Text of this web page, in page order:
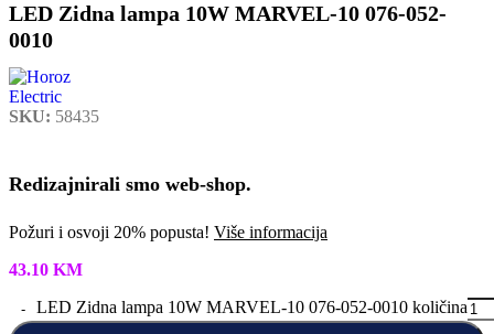
LED Zidna lampa 10W MARVEL-10 076-052-
0010
SKU: 58435
Redizajnirali smo web-shop.
Požuri i osvoji 20% popusta! Više informacija
43.10 KM
LED Zidna lampa 10W MARVEL-10 076-052-0010 količina